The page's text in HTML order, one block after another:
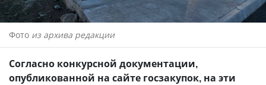
Фото из архива редакции
Согласно конкурсной документации,
опубликованной на сайте госзакупок, на эти